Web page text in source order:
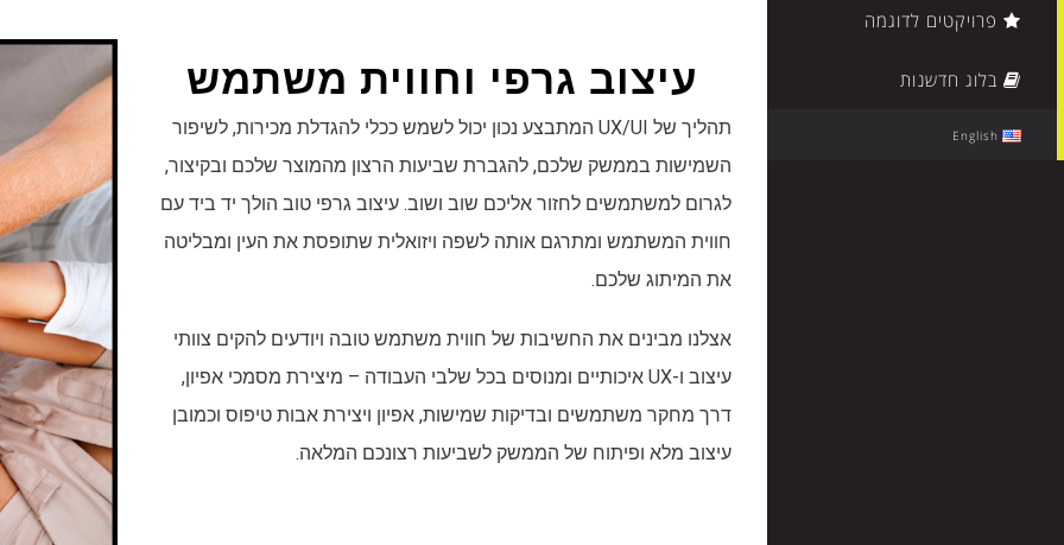
פרויקטים לדוגמה
בלוג חדשנות
English
עיצוב גרפי וחווית משתמש
תהליך של UX/UI המתבצע נכון יכול לשמש ככלי להגדלת מכירות, לשיפור
השמישות בממשק שלכם, להגברת שביעות הרצון מהמוצר שלכם ובקיצור,
לגרום למשתמשים לחזור אליכם שוב ושוב. עיצוב גרפי טוב הולך יד ביד עם
חווית המשתמש ומתרגם אותה לשפה ויזואלית שתופסת את העין ומבליטה
את המיתוג שלכם.
אצלנו מבינים את החשיבות של חווית משתמש טובה ויודעים להקים צוותי
עיצוב ו-UX איכותיים ומנוסים בכל שלבי העבודה – מיצירת מסמכי אפיון,
דרך מחקר משתמשים ובדיקות שמישות, אפיון ויצירת אבות טיפוס וכמובן
עיצוב מלא ופיתוח של הממשק לשביעות רצונכם המלאה.